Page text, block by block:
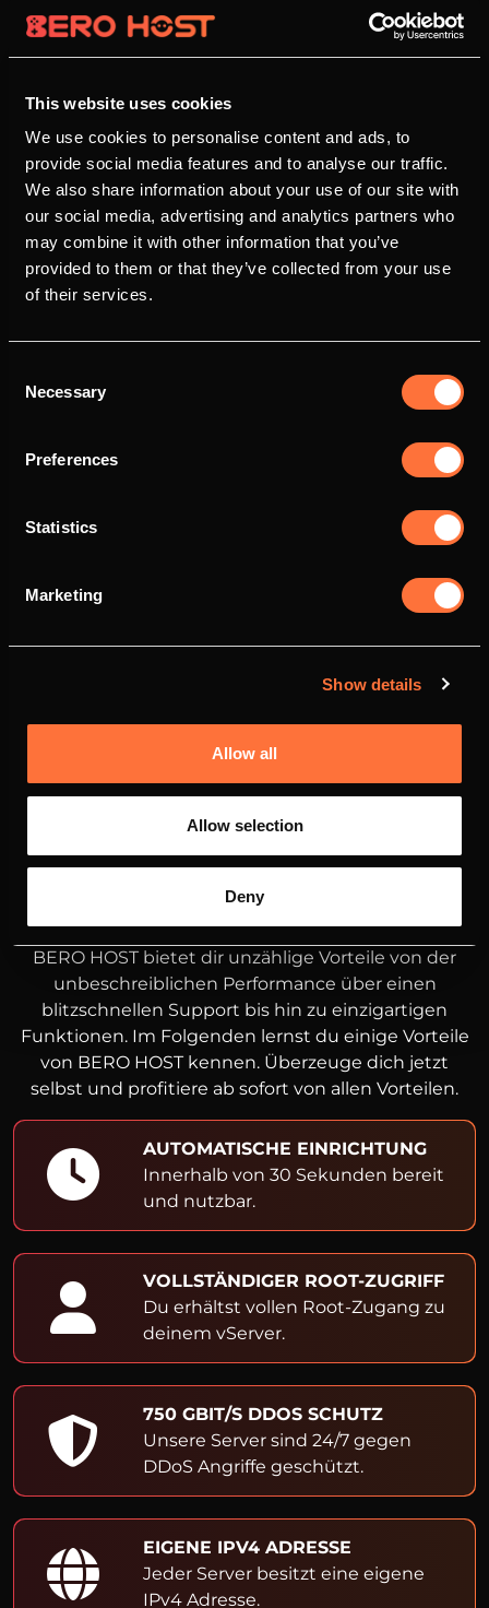
This website uses cookies
We use cookies to personalise content and ads, to
provide social media features and to analyse our traffic.
We also share information about your use of our site with
our social media, advertising and analytics partners who
may combine it with other information that you’ve
provided to them or that they’ve collected from your use
of their services.
Selection
Necessary
Preferences
Statistics
Marketing
Show details
Allow all
Allow selection
Deny
DEINEVORTEILEBEI BERO HOST
BERO HOST bietet dir unzählige Vorteile von der
unbeschreiblichen Performance über einen
blitzschnellen Support bis hin zu einzigartigen
Funktionen. Im Folgenden lernst du einige Vorteile
von BERO HOST kennen. Überzeuge dich jetzt
selbst und profitiere ab sofort von allen Vorteilen.
AUTOMATISCHE EINRICHTUNG
Innerhalb von 30 Sekunden bereit
und nutzbar.
VOLLSTÄNDIGER ROOT-ZUGRIFF
Du erhältst vollen Root-Zugang zu
deinem vServer.
750 GBIT/S DDOS SCHUTZ
Unsere Server sind 24/7 gegen
DDoS Angriffe geschützt.
EIGENE IPV4 ADRESSE
Jeder Server besitzt eine eigene
IPv4 Adresse.